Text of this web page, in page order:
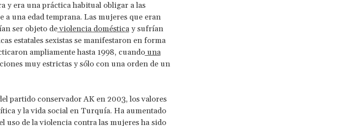
y era una práctica habitual obligar a las
a una edad temprana. Las mujeres que eran
ser objeto deviolencia domésticay sufrían
estatales sexistas se manifestaron en forma
ampliamente hasta 1998, cuandouna
muy estrictas y sólo con una orden de un
partido conservador AK en 2003, los valores
y la vida social en Turquía. Ha aumentado
uso de la violencia contra las mujeres ha sido